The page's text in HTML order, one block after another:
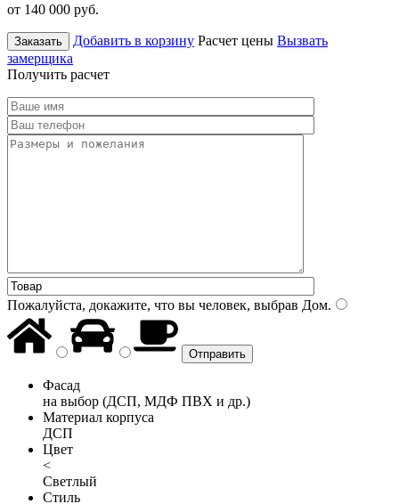
от 140 000 руб.
Заказать Добавить в корзину Расчет цены Вызвать
замерщика
Получить расчет
Пожалуйста, докажите, что вы человек, выбрав Дом.
Фасад
на выбор (ДСП, МДФ ПВХ и др.)
Материал корпуса
ДСП
Цвет
<
Светлый
Стиль